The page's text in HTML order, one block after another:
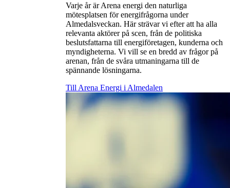
Varje år är Arena energi den naturliga
mötesplatsen för energifrågorna under
Almedalsveckan. Här strävar vi efter att ha alla
relevanta aktörer på scen, från de politiska
beslutsfattarna till energiföretagen, kunderna och
myndigheterna. Vi vill se en bredd av frågor på
arenan, från de svåra utmaningarna till de
spännande lösningarna.
Till Arena Energi i Almedalen